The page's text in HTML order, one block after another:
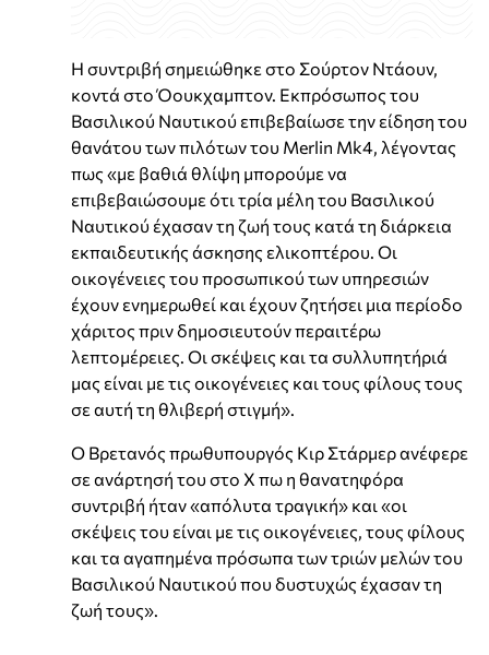
Η συντριβή σημειώθηκε στο Σούρτον Ντάουν,
κοντά στο Όουκχαμπτον. Εκπρόσωπος του
Βασιλικού Ναυτικού επιβεβαίωσε την είδηση του
θανάτου των πιλότων του Merlin Mk4, λέγοντας
πως «με βαθιά θλίψη μπορούμε να
επιβεβαιώσουμε ότι τρία μέλη του Βασιλικού
Ναυτικού έχασαν τη ζωή τους κατά τη διάρκεια
εκπαιδευτικής άσκησης ελικοπτέρου. Οι
οικογένειες του προσωπικού των υπηρεσιών
έχουν ενημερωθεί και έχουν ζητήσει μια περίοδο
χάριτος πριν δημοσιευτούν περαιτέρω
λεπτομέρειες. Οι σκέψεις και τα συλλυπητήριά
μας είναι με τις οικογένειες και τους φίλους τους
σε αυτή τη θλιβερή στιγμή».
Ο Βρετανός πρωθυπουργός Κιρ Στάρμερ ανέφερε
σε ανάρτησή του στο Χ πω η θανατηφόρα
συντριβή ήταν «απόλυτα τραγική» και «οι
σκέψεις του είναι με τις οικογένειες, τους φίλους
και τα αγαπημένα πρόσωπα των τριών μελών του
Βασιλικού Ναυτικού που δυστυχώς έχασαν τη
ζωή τους».